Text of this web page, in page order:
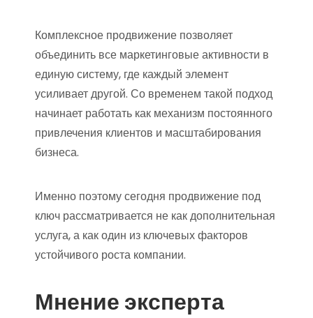
Комплексное продвижение позволяет
объединить все маркетинговые активности в
единую систему, где каждый элемент
усиливает другой. Со временем такой подход
начинает работать как механизм постоянного
привлечения клиентов и масштабирования
бизнеса.
Именно поэтому сегодня продвижение под
ключ рассматривается не как дополнительная
услуга, а как один из ключевых факторов
устойчивого роста компании.
Мнение эксперта